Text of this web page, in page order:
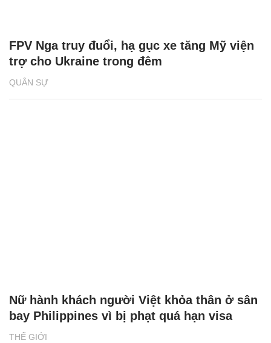
QUÂN SỰ
FPV Nga truy đuổi, hạ gục xe tăng Mỹ viện
trợ cho Ukraine trong đêm
THẾ GIỚI
Nữ hành khách người Việt khỏa thân ở sân
bay Philippines vì bị phạt quá hạn visa